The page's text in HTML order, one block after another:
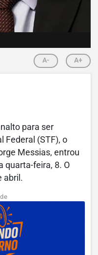
A- A+
para ser
Federal (STF), o
Messias, entrou
quarta-feira, 8. O
abril.